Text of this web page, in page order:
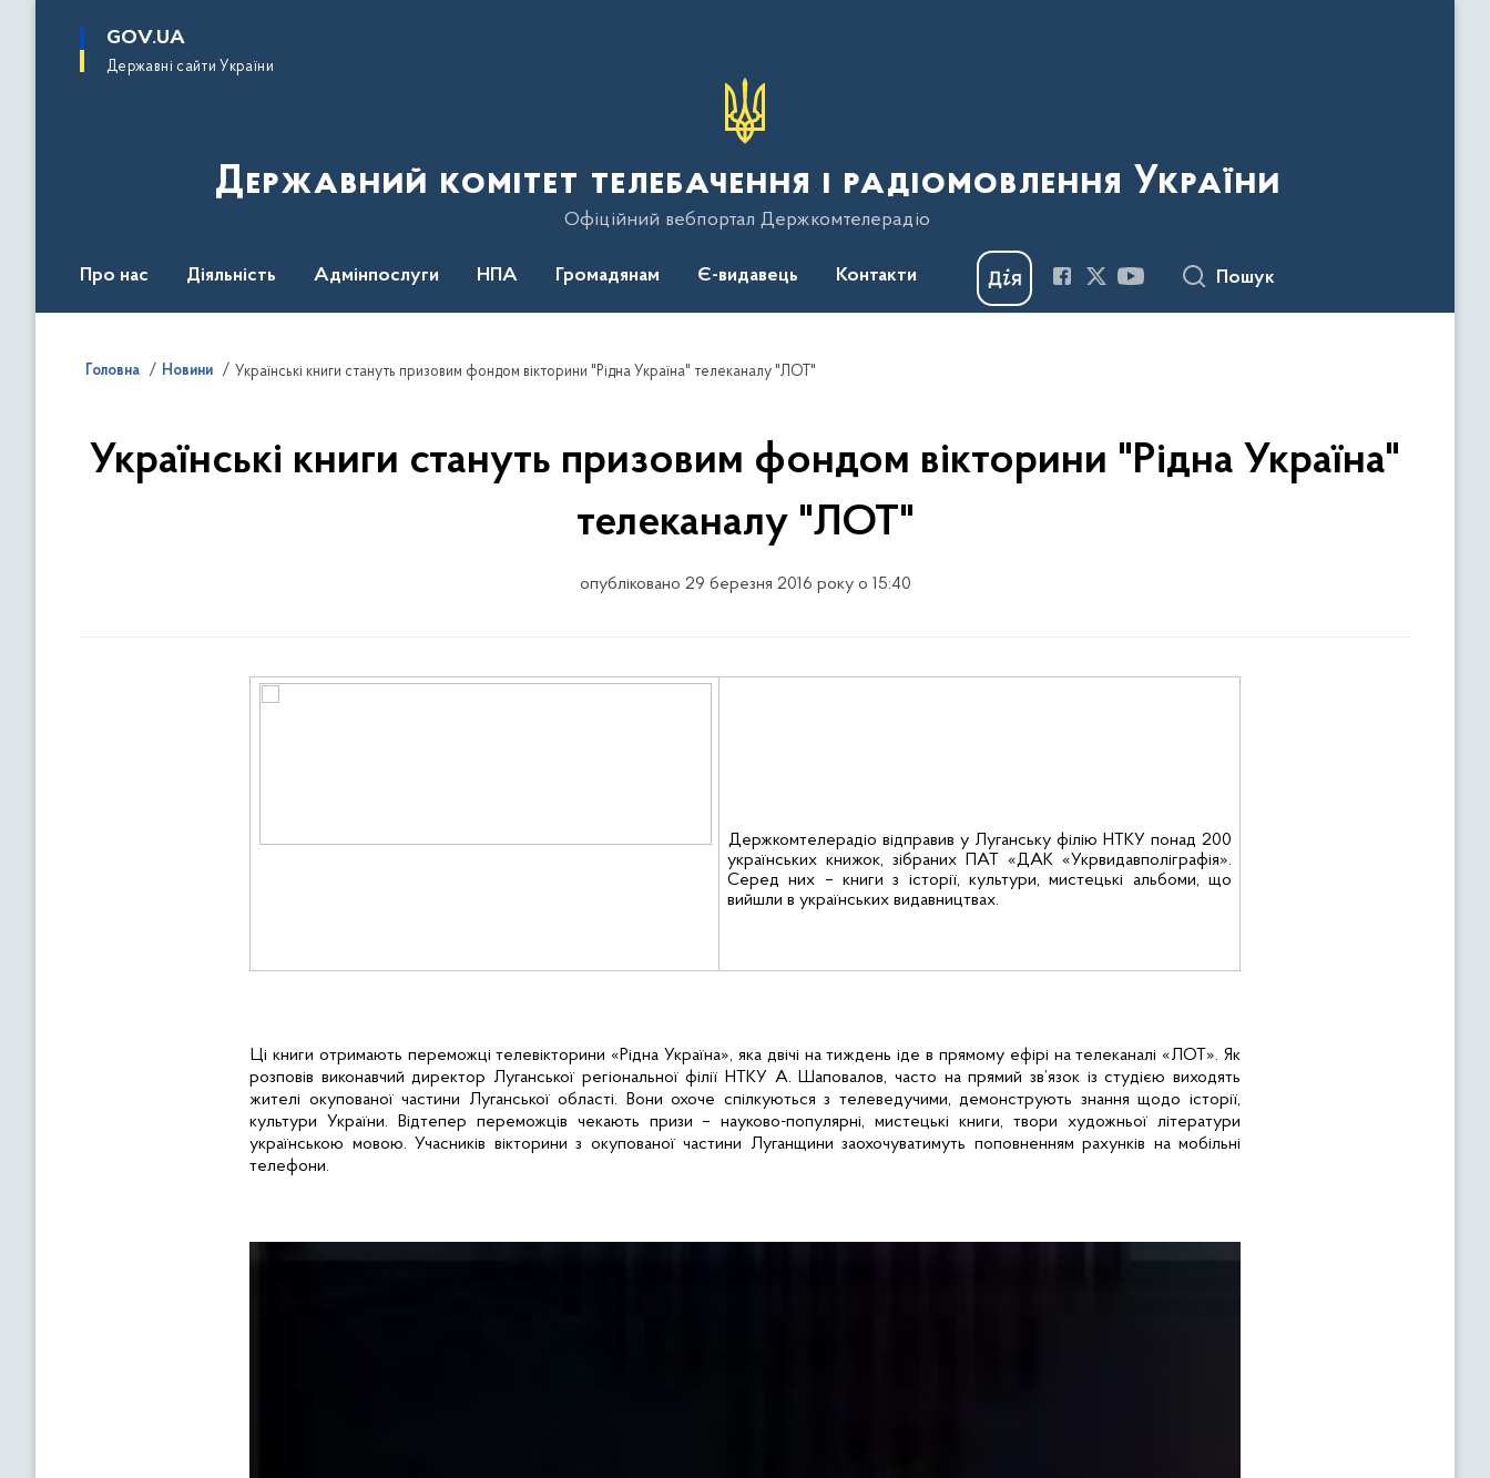
основного
GOV.UA
Державні сайти України
Державний комітет телебачення і радіомовлення України
Офіційний вебпортал Держкомтелерадіо
Про нас Діяльність Адмінпослуги НПА Громадянам Є-видавець Контакти Пошук
Головна Новини Українські книги стануть призовим фондом вікторини "Рідна Україна" телеканалу "ЛОТ"
Українські книги стануть призовим фондом вікторини "Рідна Україна"
телеканалу "ЛОТ"
опубліковано 29 березня 2016 року о 15:40
Держкомтелерадіо відправив у Луганську філію НТКУ понад 200
українських книжок, зібраних ПАТ «ДАК «Укрвидавполіграфія».
Серед них – книги з історії, культури, мистецькі альбоми, що
вийшли в українських видавництвах.
Ці книги отримають переможцітелевікторини «Рідна Україна», яка двічі на тиждень іде в прямому ефірі на телеканалі «ЛОТ». Як
розповів виконавчий директор Луганської регіональної філії НТКУ А. Шаповалов, часто на прямий зв’язок із студією виходять
жителі окупованої частини Луганської області. Вони охоче спілкуються з телеведучими, демонструють знання щодо історії,
культури України. Відтепер переможців чекають призи – науково-популярні, мистецькі книги, твори художньої літератури
українською мовою. Учасників вікторини з окупованої частини Луганщини заохочуватимуть поповненням рахунків на мобільні
телефони.